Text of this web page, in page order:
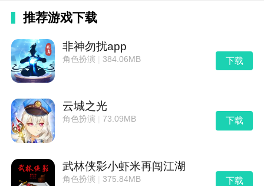
用紫塔，后期体系健全了，再思索思索流派。
游戏测评
球球快跑是一款有趣的策略塔防手游，玩家需要利用球
净化精神网络。还有很多的卡通人物等玩家开启。
以上就是quxiu手游网为您提供的球球快跑游戏，欢迎
大家收藏本站网址，如果您觉得这个游戏好玩，可以分
享给您的好友哦。
推荐游戏下载
非神勿扰app
角色扮演 384.06MB 下载
云城之光
角色扮演 73.09MB 下载
武林侠影小虾米再闯江湖
角色扮演 375.84MB 下载